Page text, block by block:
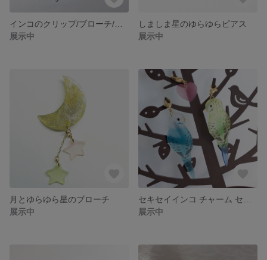
展示中
しましま星のゆらゆらピアス
展示中
月とゆらゆら星のブローチ
展示中
展示中